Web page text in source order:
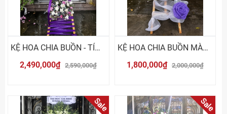
KỆ HOA CHIA BUỒN - TÍM TRẮNG
2,490,000₫ 2,590,000₫
KỆ HOA CHIA BUỒN MÀU TRẮNG TÍM
1,800,000₫ 2,000,000₫
Sale Sale